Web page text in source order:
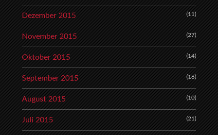
Dezember 2015 (11)
November 2015 (27)
Oktober 2015 (14)
September 2015 (18)
August 2015 (10)
Juli 2015 (21)